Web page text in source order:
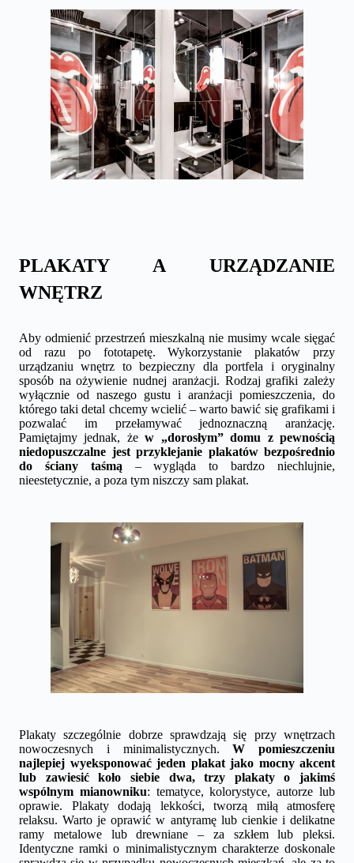
PLAKATY A URZĄDZANIE
WNĘTRZ
Aby odmienić przestrzeń mieszkalną nie musimy wcale sięgać
od razu po fototapetę. Wykorzystanie plakatów przy
urządzaniu wnętrz to bezpieczny dla portfela i oryginalny
sposób na ożywienie nudnej aranżacji. Rodzaj grafiki zależy
wyłącznie od naszego gustu i aranżacji pomieszczenia, do
którego taki detal chcemy wcielić – warto bawić się grafikami i
pozwalać im przełamywać jednoznaczną aranżację.
Pamiętajmy jednak, żew „dorosłym” domu z pewnością
niedopuszczalne jest przyklejanie plakatów bezpośrednio
do ściany taśmą– wygląda to bardzo niechlujnie,
nieestetycznie, a poza tym niszczy sam plakat.
Plakaty szczególnie dobrze sprawdzają się przy wnętrzach
nowoczesnych i minimalistycznych.W pomieszczeniu
najlepiej wyeksponować jeden plakat jako mocny akcent
lub zawiesić koło siebie dwa, trzy plakaty o jakimś
wspólnym mianowniku: tematyce, kolorystyce, autorze lub
oprawie. Plakaty dodają lekkości, tworzą miłą atmosferę
relaksu. Warto je oprawić w antyramę lub cienkie i delikatne
ramy metalowe lub drewniane – za szkłem lub pleksi.
Identyczne ramki o minimalistycznym charakterze doskonale